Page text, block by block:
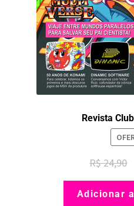
Revista
R$24,90
Adicionar